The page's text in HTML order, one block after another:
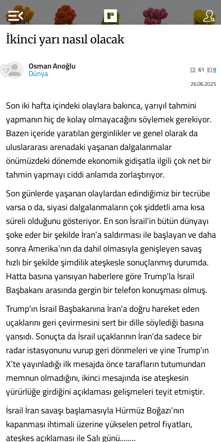
menu_open
İkinci yarı nasıl olacak
Osman Arıoğlu
Dünya 61
0
26.06.2025
Son iki hafta içindeki olaylara bakınca, yarıyıl tahmini
yapmanın hiç de kolay olmayacağını söylemek gerekiyor.
Bazen içeride yaratılan gerginlikler ve genel olarak da
uluslararası arenadaki yaşanan dalgalanmalar
önümüzdeki dönemde ekonomik gidişatla ilgili çok net bir
tahmin yapmayı ciddi anlamda zorlaştırıyor.
Son günlerde yaşanan olaylardan edindiğimiz bir tecrübe
varsa o da, siyasi dalgalanmaların çok şiddetli ama kısa
süreli olduğunu gösteriyor. En son İsrail’in bütün dünyayı
şoke eder bir şekilde İran’a saldırması ile başlayan ve daha
sonra Amerika’nın da dahil olmasıyla genişleyen savaş
hızlı bir şekilde şimdilik ateşkesle sonuçlanmış durumda.
Hatta basına yansıyan haberlere göre Trump‘la İsrail
Başbakanı arasında gergin bir telefon konuşması olmuş.
Trump‘ın İsrail Başbakanına İran’a doğru hareket eden
uçaklarını geri çevirmesini sert bir dille söylediği basına
yansıdı. Sonuçta da İsrail uçaklarının İran’da sadece bir
radar istasyonunu vurup geri dönmeleri ve yine Trump’ın
X’te yayınladığı ilk mesajda önce tarafların tutumundan
memnun olmadığını, ikinci mesajında ise ateşkesin
yürürlüğe girdiğini açıklaması gelişmeleri teyit etmiştir.
İsrail İran savaşı başlamasıyla Hürmüz Boğazı’nın
kapanması ihtimali üzerine yükselen petrol fiyatları,
ateşkes açıklaması ile Salı günü........